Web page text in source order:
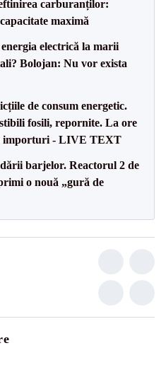
carburanților:
maximă
electrică la marii
Bolojan: Nu vor exista
de consum energetic.
fosili, repornite. La ore
importuri - LIVE TEXT
barjelor. Reactorul 2 de
o nouă „gură de